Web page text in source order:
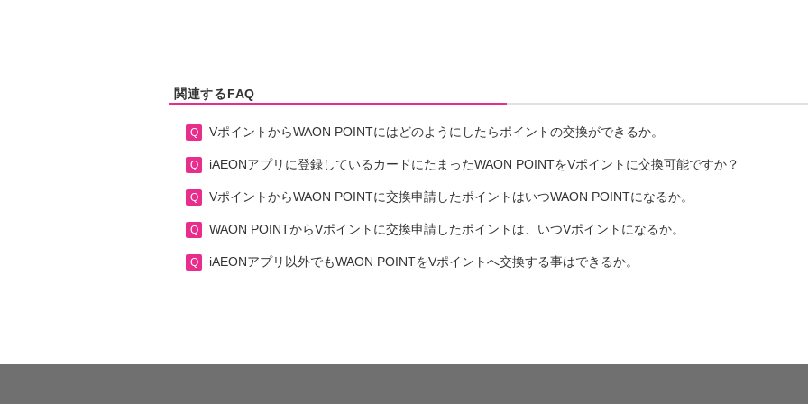
関連するFAQ
VポイントからWAON POINTにはどのようにしたらポイントの交換ができるか。
iAEONアプリに登録しているカードにたまったWAON POINTをVポイントに交換可能ですか？
VポイントからWAON POINTに交換申請したポイントはいつWAON POINTになるか。
WAON POINTからVポイントに交換申請したポイントは、いつVポイントになるか。
iAEONアプリ以外でもWAON POINTをVポイントへ交換する事はできるか。